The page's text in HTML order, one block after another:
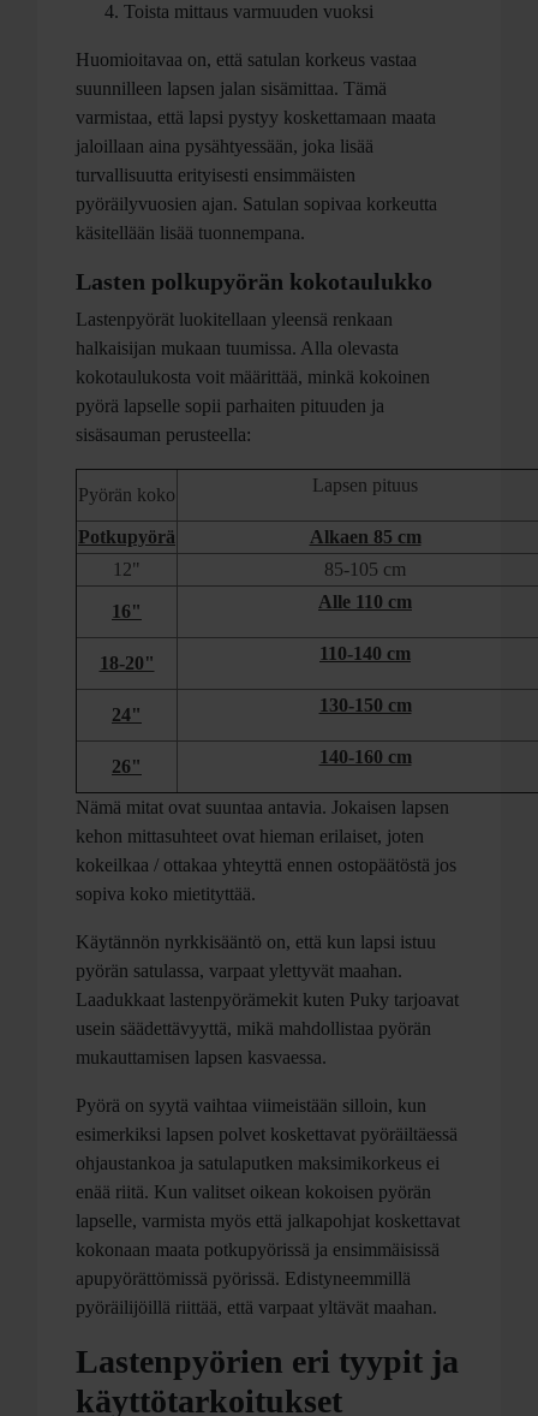
Toista mittaus varmuuden vuoksi
Huomioitavaa on, että satulan korkeus vastaa
suunnilleen lapsen jalan sisämittaa. Tämä
varmistaa, että lapsi pystyy koskettamaan maata
jaloillaan aina pysähtyessään, joka lisää
turvallisuutta erityisesti ensimmäisten
pyöräilyvuosien ajan. Satulan sopivaa korkeutta
käsitellään lisää tuonnempana.
Lasten polkupyörän kokotaulukko
Lastenpyörät luokitellaan yleensä renkaan
halkaisijan mukaan tuumissa. Alla olevasta
kokotaulukosta voit määrittää, minkä kokoinen
pyörä lapselle sopii parhaiten pituuden ja
sisäsauman perusteella:
Pyörän koko Lapsen pituus
Potkupyörä
Alkaen 85 cm
12"
85-105 cm
16" Alle 110 cm
18-20" 110-140 cm
24" 130-150 cm
26" 140-160 cm
Nämä mitat ovat suuntaa antavia. Jokaisen lapsen
kehon mittasuhteet ovat hieman erilaiset, joten
kokeilkaa / ottakaa yhteyttä ennen ostopäätöstä jos
sopiva koko mietityttää.
Käytännön nyrkkisääntö on, että kun lapsi istuu
pyörän satulassa, varpaat ylettyvät maahan.
Laadukkaat lastenpyörämekit kuten Puky tarjoavat
usein säädettävyyttä, mikä mahdollistaa pyörän
mukauttamisen lapsen kasvaessa.
Pyörä on syytä vaihtaa viimeistään silloin, kun
esimerkiksi lapsen polvet koskettavat pyöräiltäessä
ohjaustankoa ja satulaputken maksimikorkeus ei
enää riitä. Kun valitset oikean kokoisen pyörän
lapselle, varmista myös että jalkapohjat koskettavat
kokonaan maata potkupyörissä ja ensimmäisissä
apupyörättömissä pyörissä. Edistyneemmillä
pyöräilijöillä riittää, että varpaat yltävät maahan.
Lastenpyörien eri tyypit ja
käyttötarkoitukset